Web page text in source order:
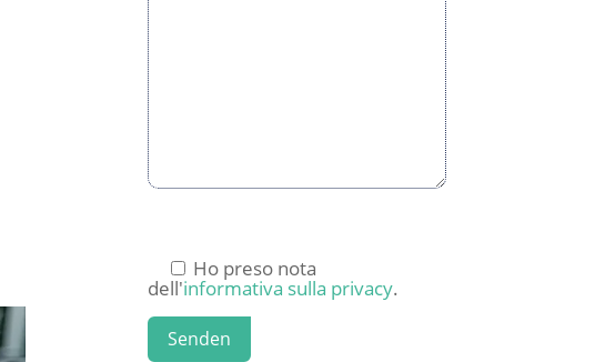
Ho preso nota
dell'informativa sulla privacy.
Senden